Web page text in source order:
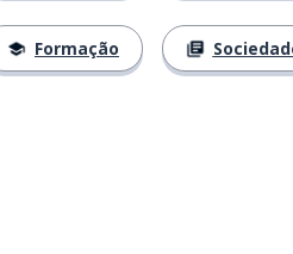
Formação